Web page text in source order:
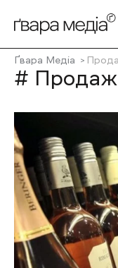
Ґвара Медіа
# Продаж